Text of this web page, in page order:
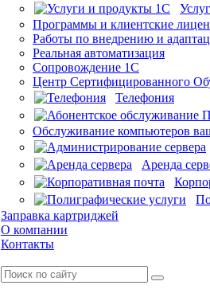
Программы и клиентские
Работы по внедрению и
Реальная автоматизация
Сопровождение 1С
Центр Сертифицированного
Телефония
Обслуживание компьютеров
Аренда
Заправка картриджей
О компании
Контакты